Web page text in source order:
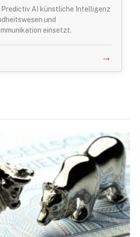
Predictiv AI künstliche Intelligenz
und
einsetzt.
→